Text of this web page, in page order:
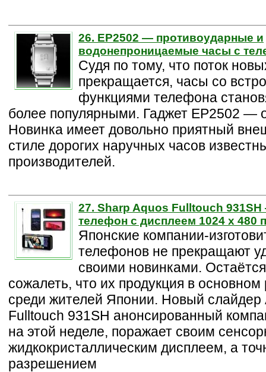
26. EP2502 — противоударные и
водонепроницаемые часы с
Судя по тому, что поток
прекращается, часы со
функциями телефона
более популярными. Гаджет EP2502 —
Новинка имеет довольно приятный
стиле дорогих наручных часов
производителей.
27. Sharp Aquos Fulltouch
телефон с дисплеем 1024 х 480
Японские компании-
телефонов не прекращают
своими новинками.
сожалеть, что их продукция в основном
среди жителей Японии. Новый слайдер
Fulltouch 931SH анонсированный
на этой неделе, поражает своим
жидкокристаллическим дисплеем, а
разрешением